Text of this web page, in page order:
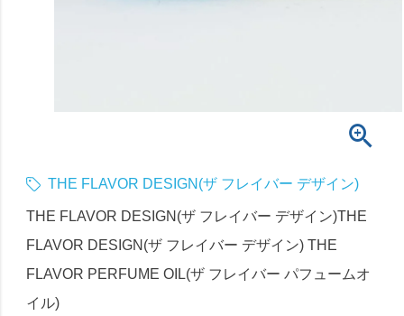
THE FLAVOR DESIGN(ザ フレイバー デザイン)
THE FLAVOR DESIGN(ザ フレイバー デザイン)THE
FLAVOR DESIGN(ザ フレイバー デザイン) THE
FLAVOR PERFUME OIL(ザ フレイバー パフュームオ
イル)